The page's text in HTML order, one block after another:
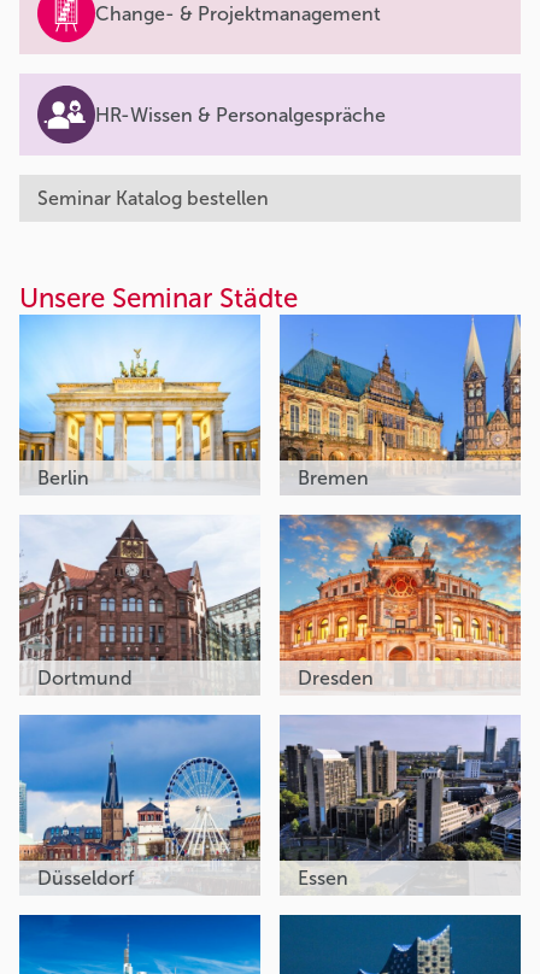
Change- & Projektmanagement
HR-Wissen & Personalgespräche
Seminar Katalog bestellen
Unsere Seminar Städte
Berlin Bremen
Dortmund Dresden
Düsseldorf Essen